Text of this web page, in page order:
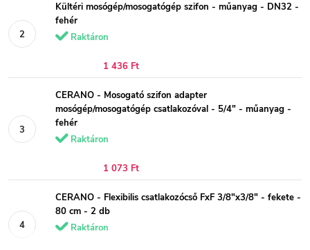
Kültéri mosógép/mosogatógép szifon - műanyag - DN32 -
fehér
Raktáron
1 436 Ft
CERANO - Mosogató szifon adapter
mosógép/mosogatógép csatlakozóval - 5/4" - műanyag -
fehér
Raktáron
1 073 Ft
CERANO - Flexibilis csatlakozócső FxF 3/8"x3/8" - fekete -
80 cm - 2 db
Raktáron